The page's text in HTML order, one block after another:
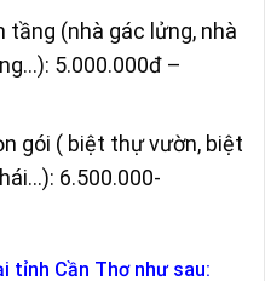
tầng (nhà gác lửng, nhà
5.000.000đ –
gói ( biệt thự vườn, biệt
6.500.000-
tỉnh Cần Thơ như sau: